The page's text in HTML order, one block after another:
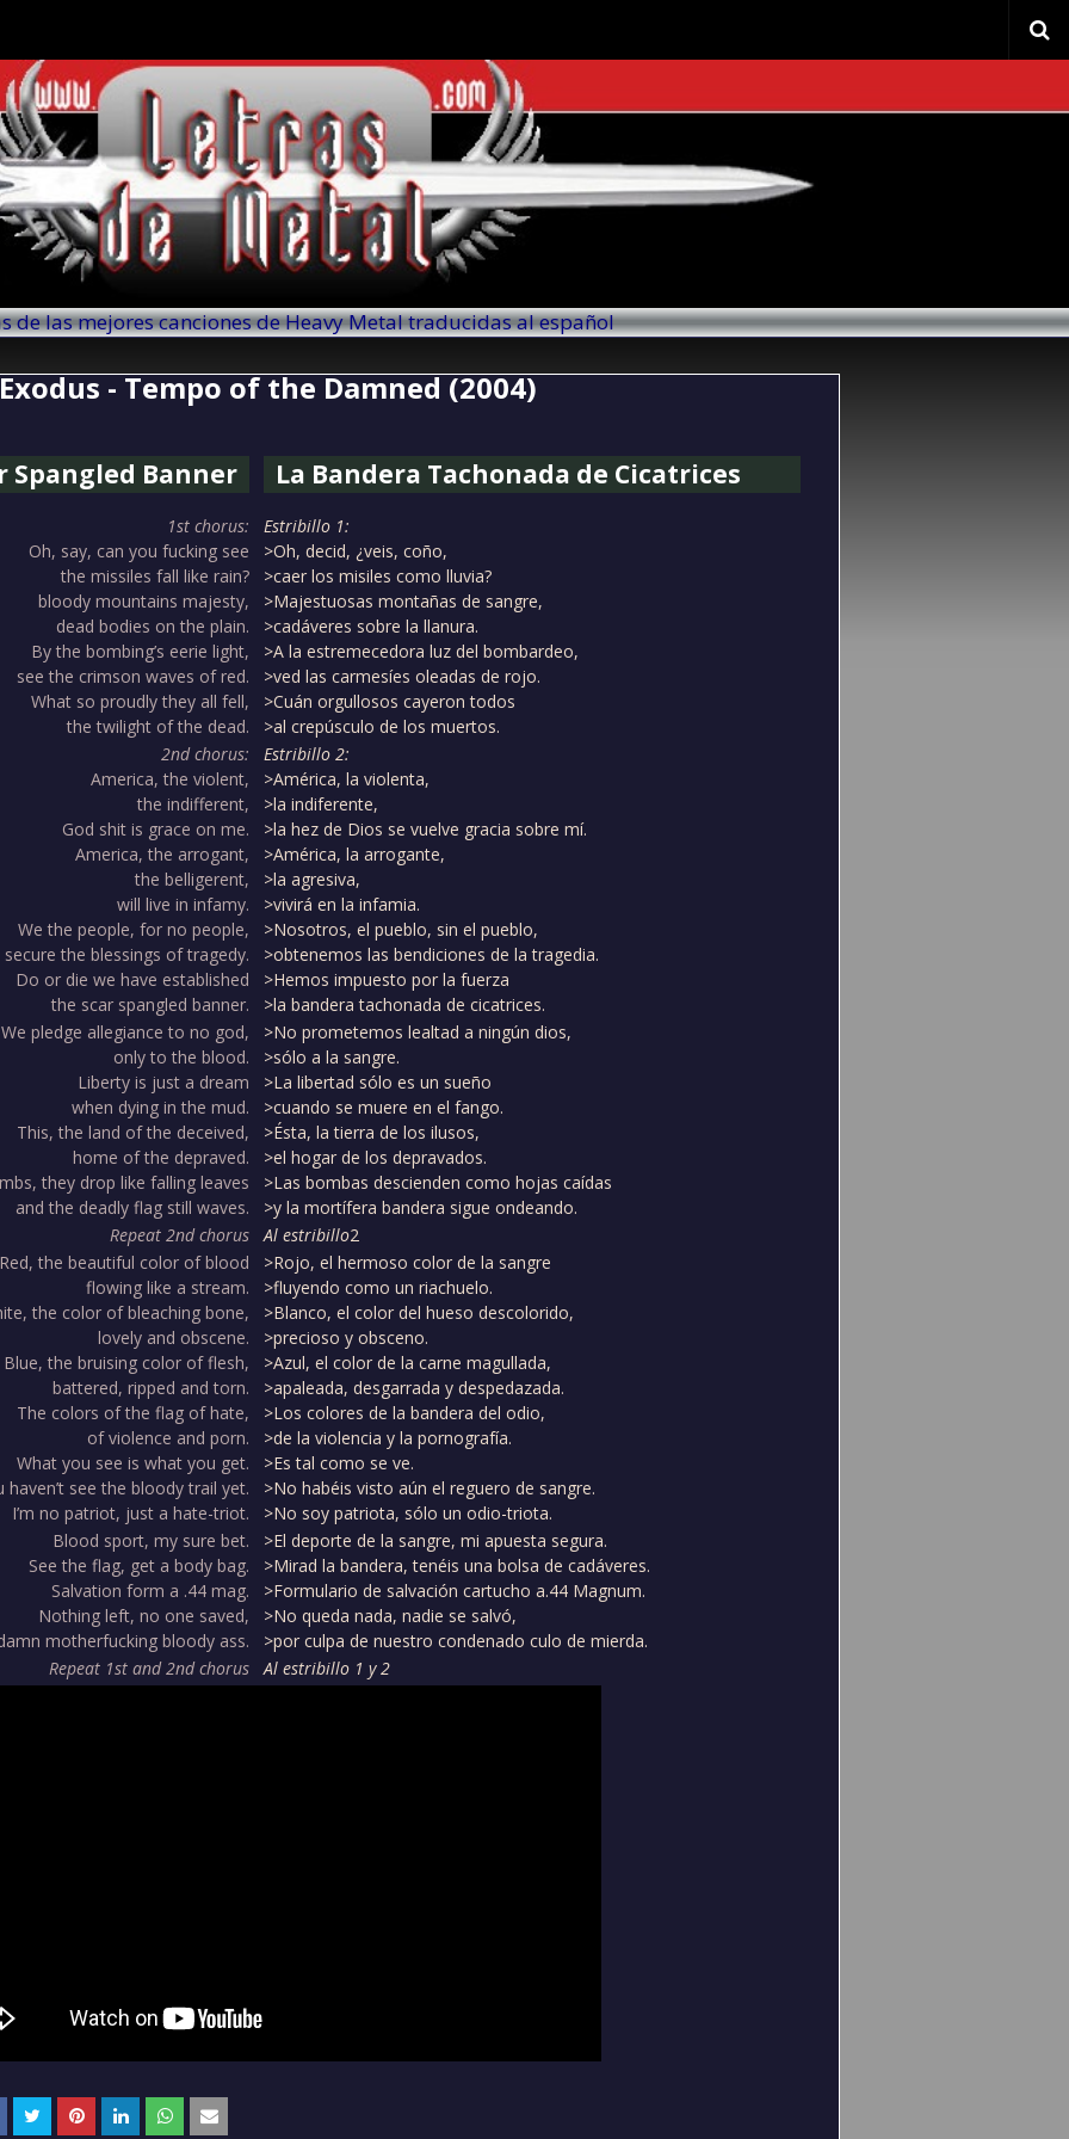
de las mejores canciones de Heavy Metal traducidas al español
- Tempo of the Damned (2004)
Spangled Banner La Bandera Tachonada de Cicatrices
1st chorus:
Oh, say, can you fucking see
the missiles fall like rain?
bloody mountains majesty,
dead bodies on the plain.
By the bombing’s eerie light,
see the crimson waves of red.
What so proudly they all fell,
the twilight of the dead.
Estribillo 1:
>Oh, decid, ¿veis, coño,
>caer los misiles como lluvia?
>Majestuosas montañas de sangre,
>cadáveres sobre la llanura.
>A la estremecedora luz del bombardeo,
>ved las carmesíes oleadas de rojo.
>Cuán orgullosos cayeron todos
>al crepúsculo de los muertos.
2nd chorus:
America, the violent,
the indifferent,
God shit is grace on me.
America, the arrogant,
the belligerent,
will live in infamy.
We the people, for no people,
secure the blessings of tragedy.
Do or die we have established
the scar spangled banner.
Estribillo 2:
>América, la violenta,
>la indiferente,
>la hez de Dios se vuelve gracia sobre mí.
>América, la arrogante,
>la agresiva,
>vivirá en la infamia.
>Nosotros, el pueblo, sin el pueblo,
>obtenemos las bendiciones de la tragedia.
>Hemos impuesto por la fuerza
>la bandera tachonada de cicatrices.
We pledge allegiance to no god,
only to the blood.
Liberty is just a dream
when dying in the mud.
This, the land of the deceived,
home of the depraved.
they drop like falling leaves
and the deadly flag still waves.
>No prometemos lealtad a ningún dios,
>sólo a la sangre.
>La libertad sólo es un sueño
>cuando se muere en el fango.
>Ésta, la tierra de los ilusos,
>el hogar de los depravados.
>Las bombas descienden como hojas caídas
>y la mortífera bandera sigue ondeando.
Repeat 2nd chorus
Al estribillo2
Red, the beautiful color of blood
flowing like a stream.
the color of bleaching bone,
lovely and obscene.
Blue, the bruising color of flesh,
battered, ripped and torn.
The colors of the flag of hate,
of violence and porn.
What you see is what you get.
haven’t see the bloody trail yet.
I’m no patriot, just a hate-triot.
>Rojo, el hermoso color de la sangre
>fluyendo como un riachuelo.
>Blanco, el color del hueso descolorido,
>precioso y obsceno.
>Azul, el color de la carne magullada,
>apaleada, desgarrada y despedazada.
>Los colores de la bandera del odio,
>de la violencia y la pornografía.
>Es tal como se ve.
>No habéis visto aún el reguero de sangre.
>No soy patriota, sólo un odio-triota.
Blood sport, my sure bet.
See the flag, get a body bag.
Salvation form a .44 mag.
Nothing left, no one saved,
motherfucking bloody ass.
>El deporte de la sangre, mi apuesta segura.
>Mirad la bandera, tenéis una bolsa de cadáveres.
>Formulario de salvación cartucho a.44 Magnum.
>No queda nada, nadie se salvó,
>por culpa de nuestro condenado culo de mierda.
Repeat 1st and 2nd chorus
Al estribillo 1 y 2